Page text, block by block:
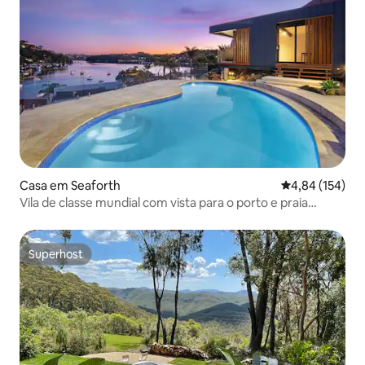
Casa em Seaforth Classificação
4,84 (154)
Vila de classe mundial com vista para o porto e praia
Superhost
Superhost